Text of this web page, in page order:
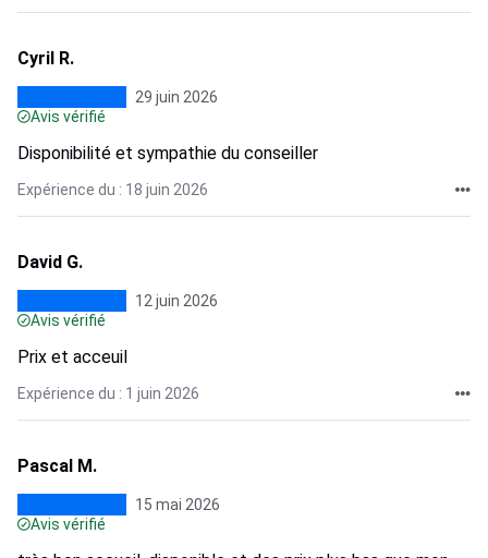
Cyril R.
29 juin 2026
Avis vérifié
Disponibilité et sympathie du conseiller
Expérience du : 18 juin 2026
David G.
12 juin 2026
Avis vérifié
Prix et acceuil
Expérience du : 1 juin 2026
Pascal M.
15 mai 2026
Avis vérifié